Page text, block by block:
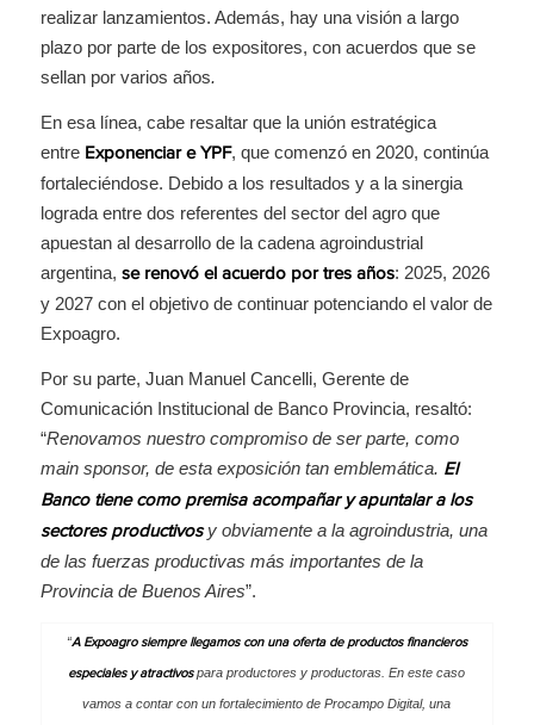
realizar lanzamientos. Además, hay una visión a largo
plazo por parte de los expositores, con acuerdos que se
sellan por varios años.
En esa línea, cabe resaltar que la unión estratégica
entre Exponenciar e YPF, que comenzó en 2020, continúa
fortaleciéndose. Debido a los resultados y a la sinergia
lograda entre dos referentes del sector del agro que
apuestan al desarrollo de la cadena agroindustrial
argentina, se renovó el acuerdo por tres años: 2025, 2026
y 2027 con el objetivo de continuar potenciando el valor de
Expoagro.
Por su parte, Juan Manuel Cancelli, Gerente de
Comunicación Institucional de Banco Provincia, resaltó:
“Renovamos nuestro compromiso de ser parte, como
main sponsor, de esta exposición tan emblemática. El
Banco tiene como premisa acompañar y apuntalar a los
sectores productivosy obviamente a la agroindustria, una
de las fuerzas productivas más importantes de la
Provincia de Buenos Aires”.
“A Expoagro siempre llegamos con una oferta de productos financieros
especiales y atractivospara productores y productoras. En este caso
vamos a contar con un fortalecimiento de Procampo Digital, una